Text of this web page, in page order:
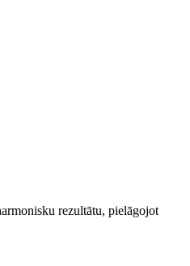
rezultātu, pielāgojot